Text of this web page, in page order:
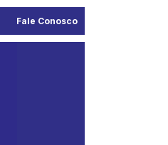
Fale Conosco